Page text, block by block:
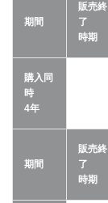
期間
販売終
了
時期
購入同
時
4年
期間
販売終
了
時期